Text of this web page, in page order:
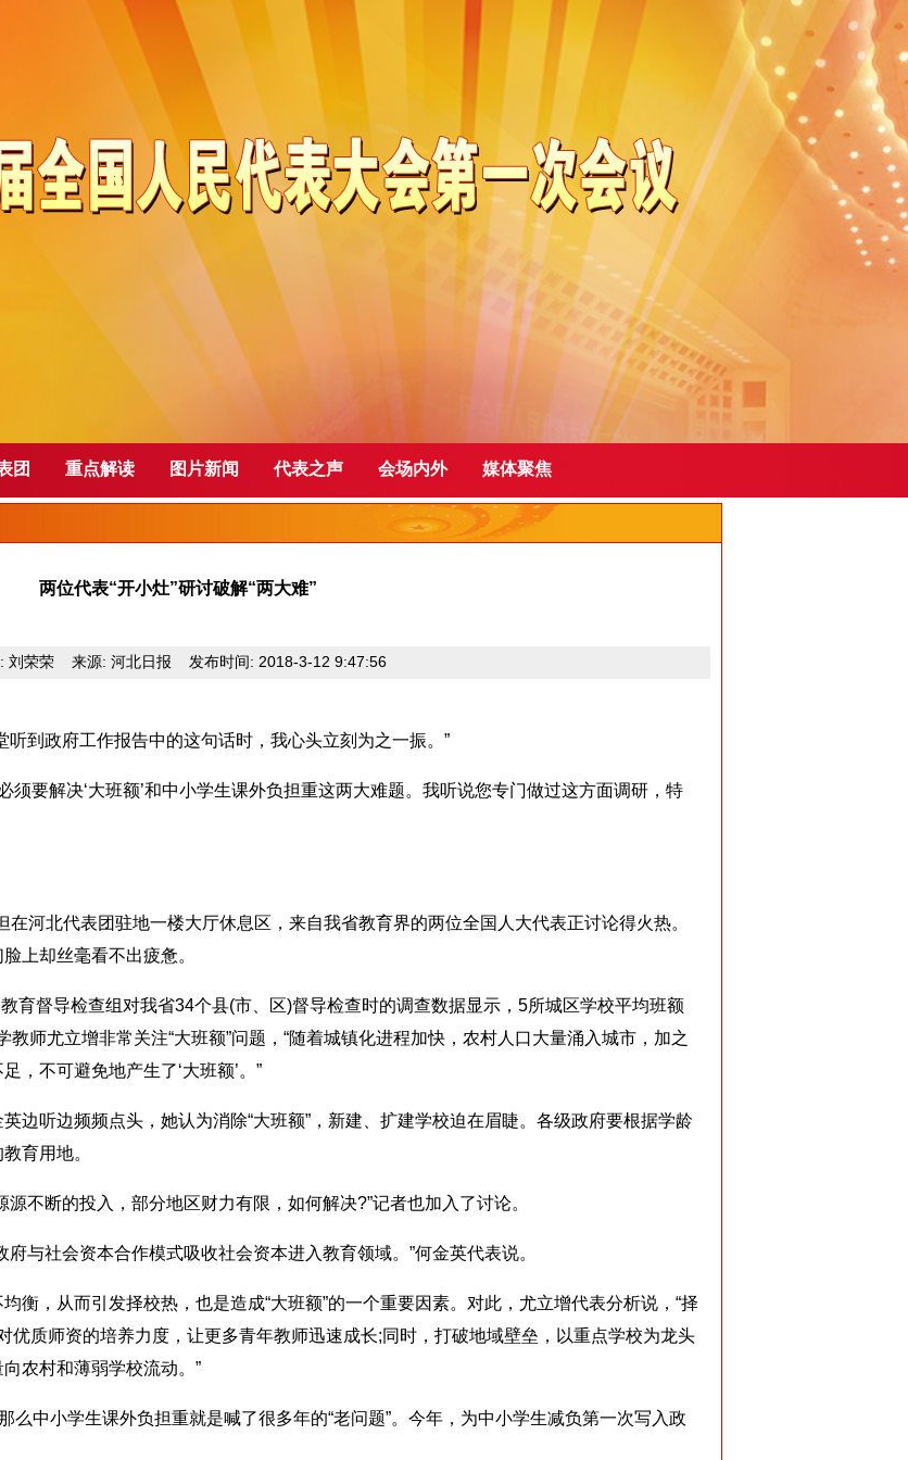
团 重点解读 图片新闻 代表之声 会场内外 媒体聚焦
两位代表“开小灶”研讨破解“两大难”
刘荣荣 来源: 河北日报 发布时间: 2018-3-12 9:47:56
到政府工作报告中的这句话时，我心头立刻为之一振。”
要解决‘大班额’和中小学生课外负担重这两大难题。我听说您专门做过这方面调研，特
北代表团驻地一楼大厅休息区，来自我省教育界的两位全国人大代表正讨论得火热。
上却丝毫看不出疲惫。
育督导检查组对我省34个县(市、区)督导检查时的调查数据显示，5所城区学校平均班额
师尤立增非常关注“大班额”问题，“随着城镇化进程加快，农村人口大量涌入城市，加之
，不可避免地产生了‘大班额’。”
听边频频点头，她认为消除“大班额”，新建、扩建学校迫在眉睫。各级政府要根据学龄
育用地。
断的投入，部分地区财力有限，如何解决?”记者也加入了讨论。
社会资本合作模式吸收社会资本进入教育领域。”何金英代表说。
，从而引发择校热，也是造成“大班额”的一个重要因素。对此，尤立增代表分析说，“择
优质师资的培养力度，让更多青年教师迅速成长;同时，打破地域壁垒，以重点学校为龙头
农村和薄弱学校流动。”
中小学生课外负担重就是喊了很多年的“老问题”。今年，为中小学生减负第一次写入政